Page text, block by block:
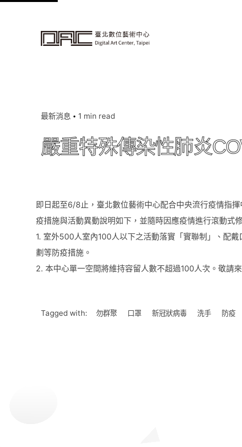
k
最新消息 1 min read
嚴重特殊傳染性肺炎
即日起至6/8止，臺北數位藝術中心配合中央流行疫情指
疫措施與活動異動說明如下，並隨時因應疫情進行滾動式
1. 室外500人室內100人以下之活動落實「實聯制」、配
劃等防疫措施。
2. 本中心單一空間將維持容留人數不超過100人次。敬請
Tagged with: 勿群聚 口罩 新冠狀病毒 洗手 防疫